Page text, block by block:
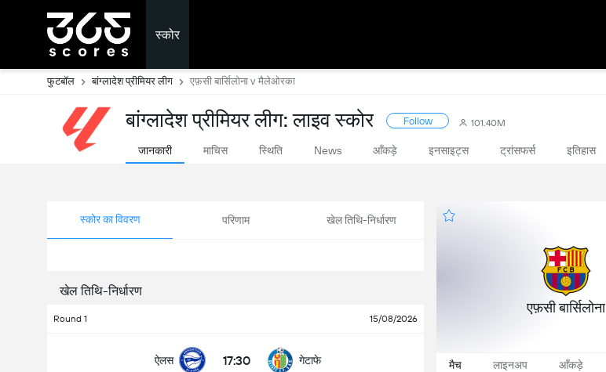
स्कोर
फुटबॉल बांग्लादेश प्रीमियर लीग एफ़सी बार्सिलोना v मैलेओरका
बांग्लादेश प्रीमियर लीग: लाइव स्कोर Follow 101.40M
जानकारी माचिस स्थिति News आँकड़े इनसाइट्स ट्रांसफर्स इतिहास
स्कोर का विवरण परिणाम खेल तिथि-निर्धारण
खेल तिथि-निर्धारण
Round 1 15/08/2026
ऐलस 17:30 गेटाफे
एफ़सी बार्सिलोना
मैच लाइनअप आँकड़े